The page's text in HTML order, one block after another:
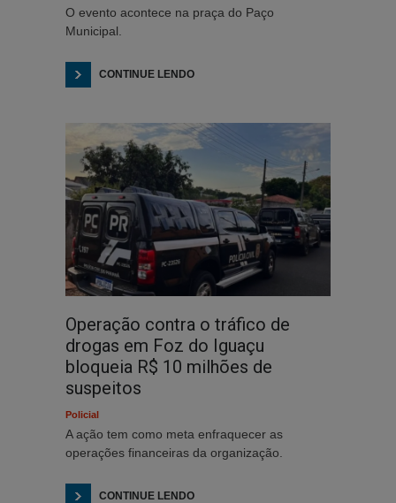
O evento acontece na praça do Paço
Municipal.
CONTINUE LENDO
Operação contra o tráfico de
drogas em Foz do Iguaçu
bloqueia R$ 10 milhões de
suspeitos
Policial
A ação tem como meta enfraquecer as
operações financeiras da organização.
CONTINUE LENDO